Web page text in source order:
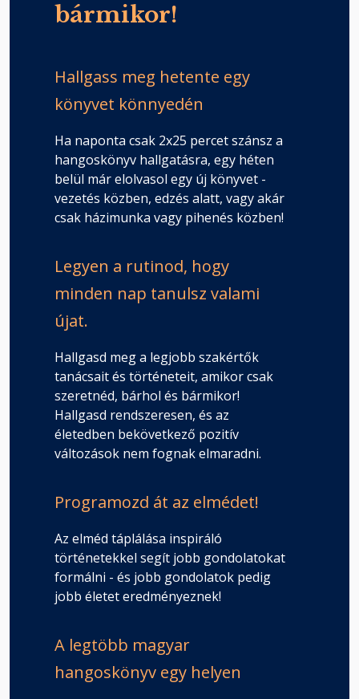
bármikor!
Hallgass meg hetente egy
könyvet könnyedén
Ha naponta csak 2x25 percet szánsz a
hangoskönyv hallgatásra, egy héten
belül már elolvasol egy új könyvet -
vezetés közben, edzés alatt, vagy akár
csak házimunka vagy pihenés közben!
Legyen a rutinod, hogy
minden nap tanulsz valami
újat.
Hallgasd meg a legjobb szakértők
tanácsait és történeteit, amikor csak
szeretnéd, bárhol és bármikor!
Hallgasd rendszeresen, és az
életedben bekövetkező pozitív
változások nem fognak elmaradni.
Programozd át az elmédet!
Az elméd táplálása inspiráló
történetekkel segít jobb gondolatokat
formálni - és jobb gondolatok pedig
jobb életet eredményeznek!
A legtöbb magyar
hangoskönyv egy helyen